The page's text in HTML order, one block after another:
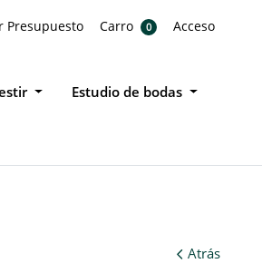
Presupuesto
Presupuesto Carro
Carro 0 Acceso
Acceso
Estudio de bodas
Atrás